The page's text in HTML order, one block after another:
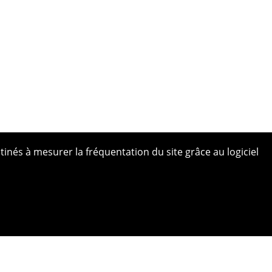
à mesurer la fréquentation du site grâce au logiciel